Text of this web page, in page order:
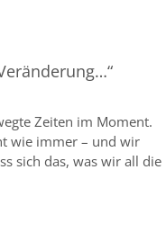
Zeiten im Moment.
wie immer – und wir
sich das, was wir all die